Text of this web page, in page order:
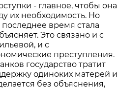
- главное, чтобы она
их необходимость. Но
последнее время стала
Это связано и с
и с
преступления.
государство тратит
одиноких матерей и
без объяснения,